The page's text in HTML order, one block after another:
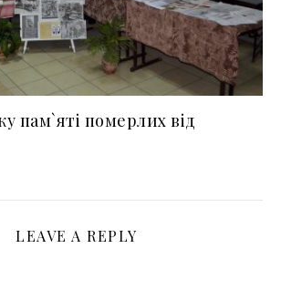
пам`яті померлих від
LEAVE A REPLY